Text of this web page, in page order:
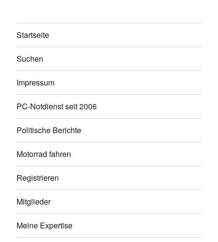
Startseite
Suchen
Impressum
PC-Notdienst seit 2006
Politische Berichte
Motorrad fahren
Registrieren
Mitglieder
Meine Expertise